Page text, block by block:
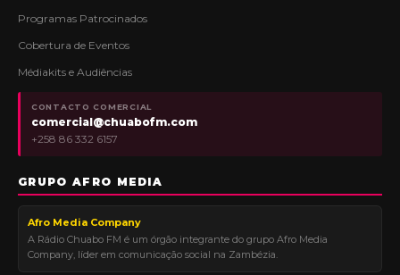
Programas Patrocinados
Cobertura de Eventos
Médiakits e Audiências
CONTACTO COMERCIAL
comercial@chuabofm.com
+258 86 332 6157
GRUPO AFRO MEDIA
Afro Media Company
A Rádio Chuabo FM é um órgão integrante do grupo Afro Media
Company, líder em comunicação social na Zambézia.